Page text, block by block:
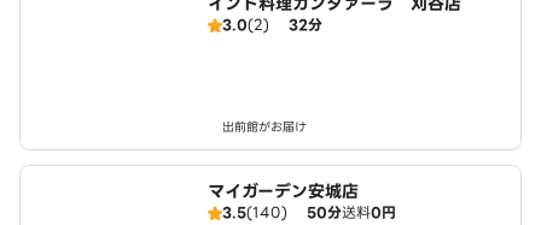
3.0(2) 32分
出前館がお届け
マイガーデン安城店
3.5(140) 50分送料0円